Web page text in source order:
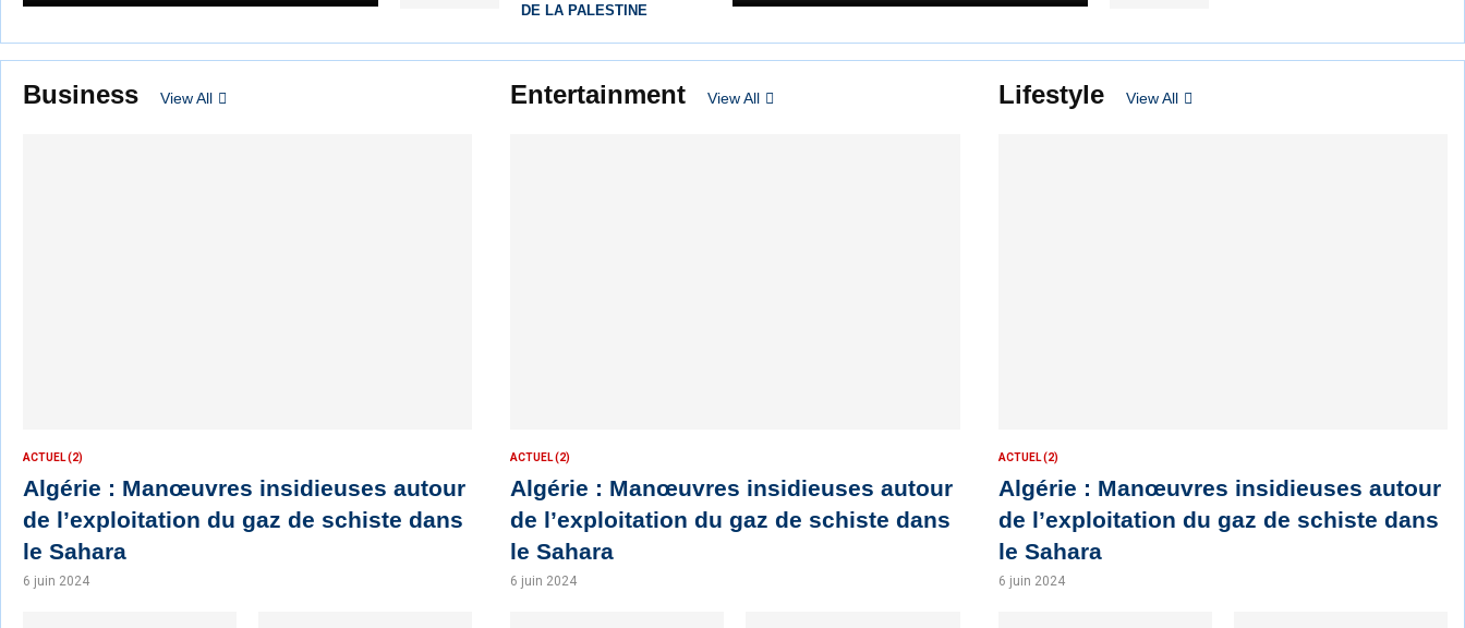
DE LA PALESTINE
Business View All
ACTUEL (2)
Algérie : Manœuvres insidieuses autour
de l’exploitation du gaz de schiste dans
le Sahara
6 juin 2024
Entertainment View All
ACTUEL (2)
Algérie : Manœuvres insidieuses autour
de l’exploitation du gaz de schiste dans
le Sahara
6 juin 2024
Lifestyle View All
ACTUEL (2)
Algérie : Manœuvres insidieuses autour
de l’exploitation du gaz de schiste dans
le Sahara
6 juin 2024